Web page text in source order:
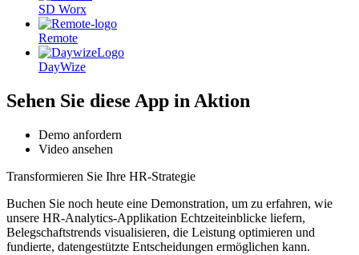
SD Worx
Remote
DayWize
Sehen Sie diese App in Aktion
Demo anfordern
Video ansehen
Transformieren Sie Ihre HR-Strategie
Buchen Sie noch heute eine Demonstration, um zu erfahren, wie
unsere HR-Analytics-Applikation Echtzeiteinblicke liefern,
Belegschaftstrends visualisieren, die Leistung optimieren und
fundierte, datengestützte Entscheidungen ermöglichen kann.